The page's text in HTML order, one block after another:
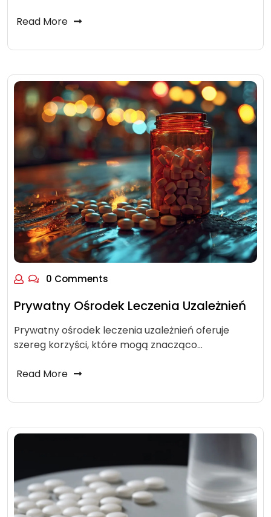
Read More
0 Comments
Prywatny Ośrodek Leczenia Uzależnień
Prywatny ośrodek leczenia uzależnień oferuje
szereg korzyści, które mogą znacząco…
Read More